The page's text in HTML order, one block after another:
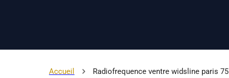
Accueil Radiofrequence ventre widsline paris 75